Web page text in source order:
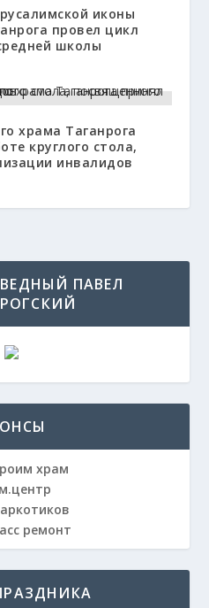
иконы
провел цикл
школы
храма Таганрога
круглого стола,
инвалидов
ПАВЕЛ